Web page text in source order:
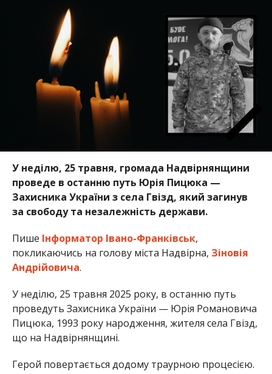
У неділю, 25 травня, громада Надвірнянщини
проведе в останню путь Юрія Пицюка —
Захисника України з села Гвізд, який загинув
за свободу та незалежність держави.
Пише Інформатор Івано-Франківськ,
покликаючись на голову міста Надвірна, Зіновія
Андрійовича.
У неділю, 25 травня 2025 року, в останню путь
проведуть Захисника України — Юрія Романовича
Пицюка, 1993 року народження, жителя села Гвізд,
що на Надвірнянщині.
Герой повертається додому траурною процесією.